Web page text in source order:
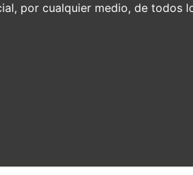
por cualquier medio, de todos